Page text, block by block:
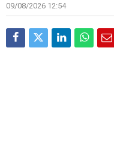
09/08/2026 12:54